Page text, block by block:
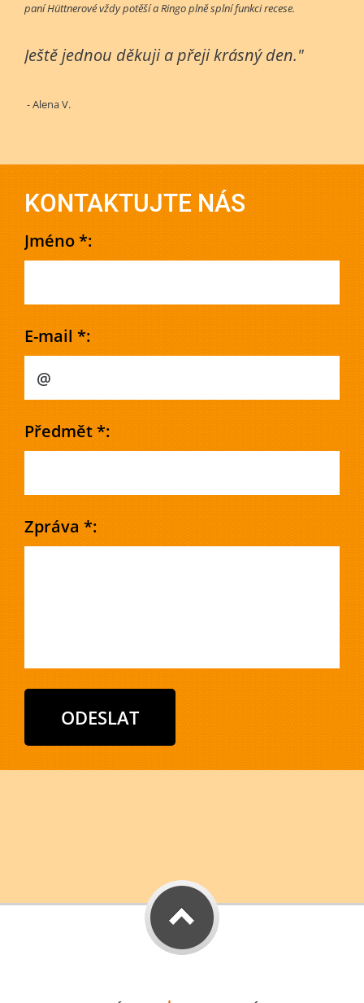
paní Hüttnerové vždy potěší a Ringo plně splní funkci recese.
Ještě jednou děkuji a přeji krásný den."
- Alena V.
KONTAKTUJTE NÁS
Jméno *:
E-mail *:
Předmět *:
Zpráva *: